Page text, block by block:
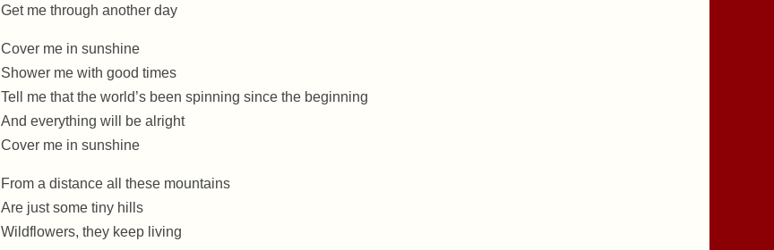
Get me through another day
Cover me in sunshine
Shower me with good times
Tell me that the world’s been spinning since the beginning
And everything will be alright
Cover me in sunshine
From a distance all these mountains
Are just some tiny hills
Wildflowers, they keep living